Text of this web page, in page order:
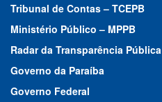
Tribunal de Contas – TCEPB
Ministério Público – MPPB
Radar da Transparência Pública
Governo da Paraíba
Governo Federal